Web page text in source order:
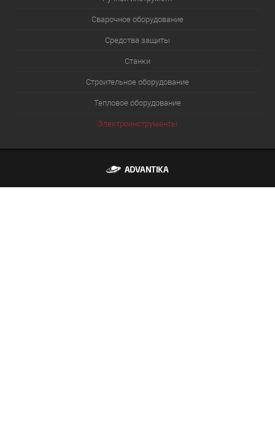
Сварочное оборудование
Средства защиты
Станки
Строительное оборудование
Тепловое оборудование
Электроинструменты